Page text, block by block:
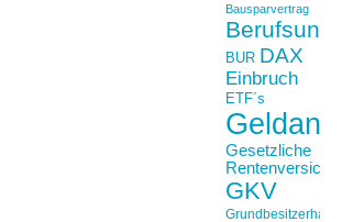
Bausparvertrag
BUR DAX
Einbruch
ETF´s
Gesetzliche
GKV